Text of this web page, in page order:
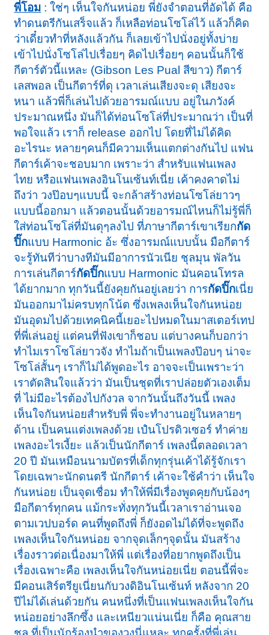
พี่โอม : ใช่ๆ เห็นใจกันหน่อย พี่ยังจำตอนที่อัดได้ คือ
ทำดนตรีกันเสร็จแล้ว ก็เหลือท่อนโซโล่ไว้ แล้วก็คิด
ว่าเดี๋ยวทำที่หลังแล้วกัน ก็เลยเข้าไปนั่งอยู่ทั้งบ่าย
เข้าไปนั่งโซโล่ไปเรื่อยๆ คิดไปเรื่อยๆ คอนนั้นก็ใช้
กีตาร์ตัวนี้แหละ (Gibson Les Pual สีขาว) กีตาร์
เลสพอล เป็นกีตาร์ที่ดุ เวลาเล่นเสียงจะดุ เสียงจะ
หนา แล้วพี่ก็เล่นไปด้วยอารมณ์แบบ อยู่ในภวังค์
ประมาณหนึ่ง มันก็ได้ท่อนโซโล่ที่ประมาณว่า เป็นที่
พอใจแล้ว เราก็ release ออกไป โดยที่ไม่ได้คิด
อะไรนะ หลายๆคนก็มีความเห็นแตกต่างกันไป แฟน
กีตาร์เค้าจะชอบมาก เพราะว่า สำหรับแฟนเพลง
ไทย หรือแฟนเพลงอินโนเซ้นท์เนี่ย เค้าคงคาดไม่
ถึงว่า วงป๊อบๆแบบนี้ จะกล้าสร้างท่อนโซโล่ยาวๆ
แบบนี้ออกมา แล้วตอนนั้นด้วยอารมณ์ไหนก็ไม่รู้พี่ก็
ใส่ท่อนโซโล่ที่มันดุๆลงไป ที่ภาษากีตาร์เขาเรียกกัด
ปิ๊กแบบ Harmonic อ้ะ ซึ่งอารมณ์แบบนั้น มือกีตาร์
จะรู้ทันทีว่าบางทีมันมีอาการนัวเนีย ชุลมุน พัลวัน
การเล่นกีตาร์กัดปิ๊กแบบ Harmonic มันคอนโทรล
ได้ยากมาก ทุกวันนี้ยังคุยกันอยู่เลยว่า การกัดปิ๊กเนี่ย
มันออกมาไม่ครบทุกโน้ต ซึ่งเพลงเห็นใจกันหน่อย
มันอุดมไปด้วยเทคนิคนี้เยอะไปหมดในมาสเตอร์เทป
ที่พี่เล่นอยู่ แต่คนที่ฟังเขาก็ชอบ แต่บางคนก็บอกว่า
ทำไมเราโซโล่ยาวจัง ทำไมถ้าเป็นเพลงป๊อบๆ น่าจะ
โซโล่สั้นๆ เราก็ไม่ได้พูดอะไร อาจจะเป็นเพราะว่า
เราตัดสินใจแล้วว่า มันเป็นชุดที่เราปล่อยตัวเองเต็ม
ที่ ไม่มีอะไรต้องไปกังวล จากวันนั้นถึงวันนี้ เพลง
เห็นใจกันหน่อยสำหรับพี่ พี่จะทำงานอยู่ในหลายๆ
ด้าน เป็นคนแต่งเพลงด้วย เปํนโปรดิวเซอร์ ทำค่าย
เพลงอะไรเงี้ยะ แล้วเป็นนักกีตาร์ เพลงนี้ตลอดเวลา
20 ปี มันเหมือนนามบัตรที่เด็กทุกรุ่นเค้าได้รู้จักเรา
โดยเฉพาะนักดนตรี นักกีตาร์ เค้าจะใช้คำว่า เห็นใจ
กันหน่อย เป็นจุดเชื่อม ทำให้พี่มีเรื่องพูดคุยกับน้องๆ
มือกีตาร์ทุกคน แม้กระทั่งทุกวันนี้เวลาเราอ่านเจอ
ตามเวปบอร์ด คนที่พูดถึงพี่ ก็ยังอดไม่ได้ที่จะพูดถึง
เพลงเห็นใจกันหน่อย จากจุดเล็กๆจุดนั้น มันสร้าง
เรื่องราวต่อเนื่องมาให้พี่ แต่เรื่องที่อยากพูดถึงเป็น
เรื่องเฉพาะคือ เพลงเห็นใจกันหน่อยเนี่ย ตอนนี้พี่จะ
มีคอนเสิร์ตรียูเนี่ยนกับวงดิอินโนเซ้นท์ หลังจาก 20
ปีไม่ได้เล่นด้วยกัน คนหนึ่งที่เป็นแฟนเพลงเห็นใจกัน
หน่อยอย่างลึกซึ้ง และเหนียวแน่นเนี่ย ก็คือ คุณสาย